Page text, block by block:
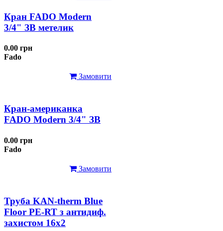
Кран FADO Modern
3/4" ЗВ метелик
0.00 грн
Fado
Замовити
Кран-американка
FADO Modern 3/4" ЗВ
0.00 грн
Fado
Замовити
Труба KAN-therm Blue
Floor PE-RT з антидиф.
захистом 16х2